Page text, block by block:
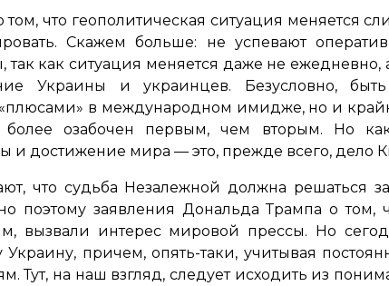
что геополитическая ситуация меняется
Скажем больше: не успевают
как ситуация меняется даже не ежедневно,
Украины и украинцев. Безусловно,
в международном имидже, но и
озабочен первым, чем вторым. Но как
достижение мира — это, прежде всего, дело
что судьба Незалежной должна решаться
заявления Дональда Трампа о том,
вызвали интерес мировой прессы. Но
причем, опять-таки, учитывая
Тут, на наш взгляд, следует исходить из